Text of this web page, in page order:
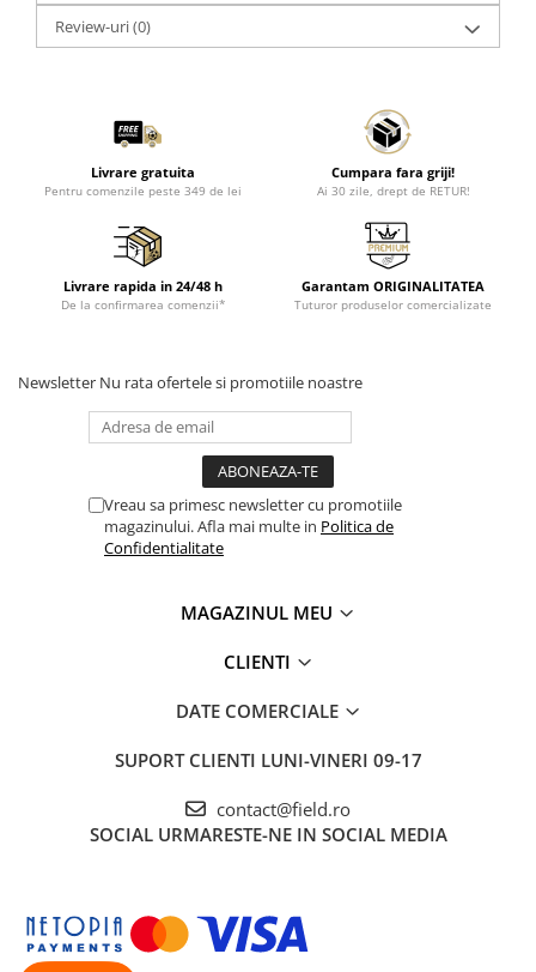
Review-uri(0)
Livrare gratuita
Pentru comenzile peste 349 de lei
Cumpara fara griji!
Ai 30 zile, drept de RETUR!
Livrare rapida in 24/48 h
De la confirmarea comenzii*
Garantam ORIGINALITATEA
Tuturor produselor comercializate
Newsletter Nu rata ofertele si promotiile noastre
Vreau sa primesc newsletter cu promotiile
magazinului. Afla mai multe in Politica de
Confidentialitate
MAGAZINUL MEU
CLIENTI
DATE COMERCIALE
SUPORT CLIENTI LUNI-VINERI 09-17
contact@field.ro
SOCIAL URMARESTE-NE IN SOCIAL MEDIA